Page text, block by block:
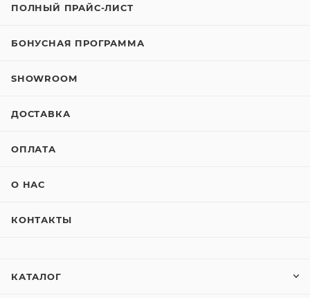
ПОЛНЫЙ ПРАЙС-ЛИСТ
БОНУСНАЯ ПРОГРАММА
SHOWROOM
ДОСТАВКА
ОПЛАТА
О НАС
КОНТАКТЫ
КАТАЛОГ